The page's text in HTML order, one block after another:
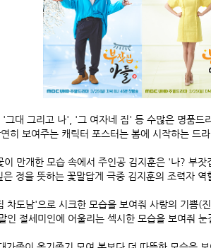
대 그리고 나', '그 여자네 집' 등 수많은 명품드
히 보여주는 캐릭터 포스터는 봄에 시작하는 드
이 만개한 모습 속에서 주인공 김지훈은 '나? 부
정을 뜻하는 꽃말답게 극중 김지훈의 조력자 역
차도남'으로 시크한 모습을 보여줘 사랑의 기쁨(
인 절세미인에 어울리는 섹시한 모습을 보여줘 눈